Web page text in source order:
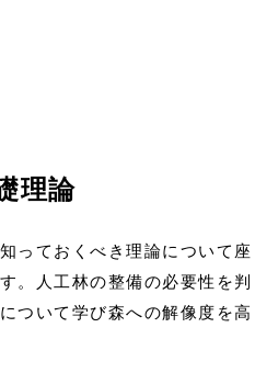
理論
っておくべき理論について座
。人工林の整備の必要性を判
ついて学び森への解像度を高